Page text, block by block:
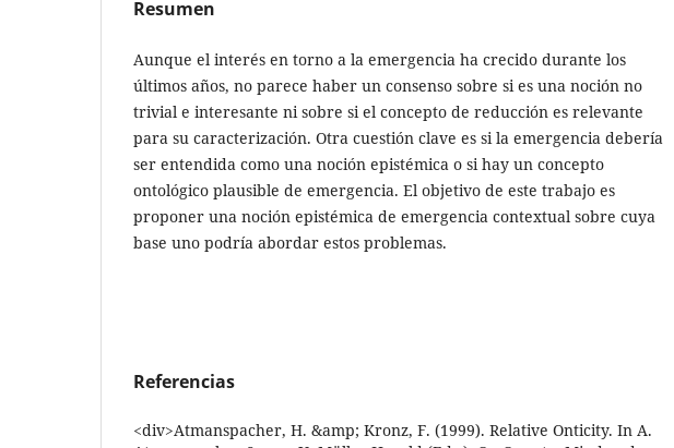
Resumen
Aunque el interés en torno a la emergencia ha crecido durante los
últimos años, no parece haber un consenso sobre si es una noción no
trivial e interesante ni sobre si el concepto de reducción es relevante
para su caracterización. Otra cuestión clave es si la emergencia debería
ser entendida como una noción epistémica o si hay un concepto
ontológico plausible de emergencia. El objetivo de este trabajo es
proponer una noción epistémica de emergencia contextual sobre cuya
base uno podría abordar estos problemas.
Referencias
<div>Atmanspacher, H. &amp; Kronz, F. (1999). Relative Onticity. In A.